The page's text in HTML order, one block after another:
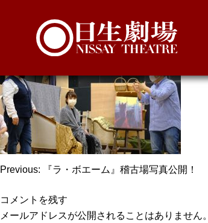
FB用稽古場写真
投
ナ
Previous: 『ラ・ボエーム』稽古場写真公開！
コメントを残す
メールアドレスが公開されることはありません。